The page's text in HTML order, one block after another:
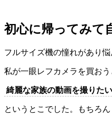
初心に帰ってみて
フルサイズ機の憧れがあり
私が一眼レフカメラを買お
綺麗な家族の動画を撮りたい
というとこでした。もちろ